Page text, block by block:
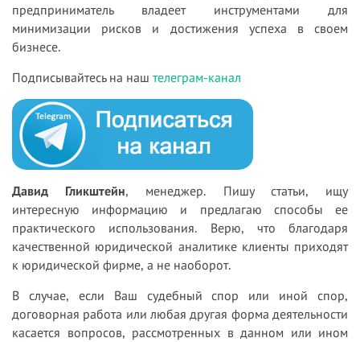
предприниматель владеет инструментами для
минимизации рисков и достижения успеха в своем
бизнесе.
Подписывайтесь на наш телеграм-канал
Давид Гликштейн, менеджер. Пишу статьи, ищу
интересную информацию и предлагаю способы ее
практического использования. Верю, что благодаря
качественной юридической аналитике клиенты приходят
к юридической фирме, а не наоборот.
В случае, если Ваш судебный спор или иной спор,
договорная работа или любая другая форма деятельности
касается вопросов, рассмотренных в данном или ином